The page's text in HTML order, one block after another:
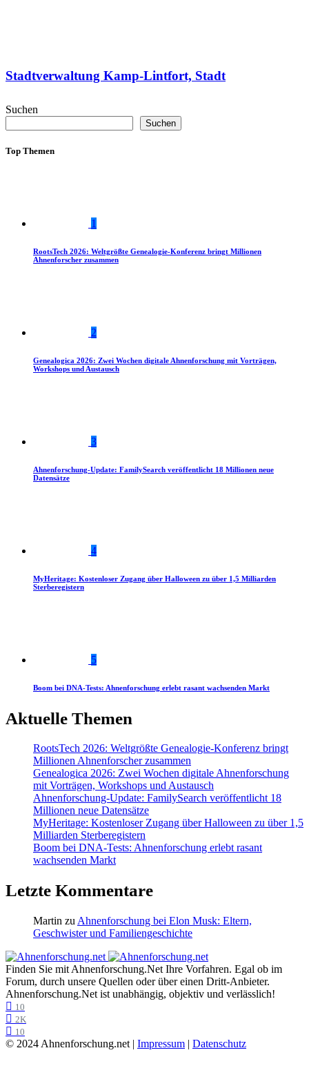
Stadtverwaltung Kamp-Lintfort, Stadt
Suchen
Suchen
Top Themen
1
RootsTech 2026: Weltgrößte Genealogie-Konferenz bringt Millionen
Ahnenforscher zusammen
2
Genealogica 2026: Zwei Wochen digitale Ahnenforschung mit Vorträgen,
Workshops und Austausch
3
Ahnenforschung-Update: FamilySearch veröffentlicht 18 Millionen neue
Datensätze
4
MyHeritage: Kostenloser Zugang über Halloween zu über 1,5 Milliarden
Sterberegistern
5
Boom bei DNA-Tests: Ahnenforschung erlebt rasant wachsenden Markt
Aktuelle Themen
RootsTech 2026: Weltgrößte Genealogie-Konferenz bringt
Millionen Ahnenforscher zusammen
Genealogica 2026: Zwei Wochen digitale Ahnenforschung
mit Vorträgen, Workshops und Austausch
Ahnenforschung-Update: FamilySearch veröffentlicht 18
Millionen neue Datensätze
MyHeritage: Kostenloser Zugang über Halloween zu über 1,5
Milliarden Sterberegistern
Boom bei DNA-Tests: Ahnenforschung erlebt rasant
wachsenden Markt
Letzte Kommentare
Martin zu Ahnenforschung bei Elon Musk: Eltern,
Geschwister und Familiengeschichte
Finden Sie mit Ahnenforschung.Net Ihre Vorfahren. Egal ob im
Forum, durch unsere Quellen oder über einen Dritt-Anbieter.
Ahnenforschung.Net ist unabhängig, objektiv und verlässlich!
10
2K
10
© 2024 Ahnenforschung.net | Impressum | Datenschutz